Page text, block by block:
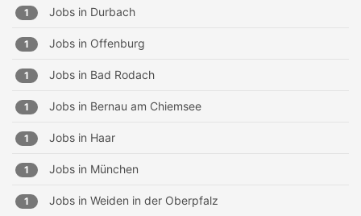
1 Jobs in Durbach
1 Jobs in Offenburg
1 Jobs in Bad Rodach
1 Jobs in Bernau am Chiemsee
1 Jobs in Haar
1 Jobs in München
1 Jobs in Weiden in der Oberpfalz